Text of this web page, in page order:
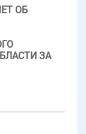
ОБ
ЗА